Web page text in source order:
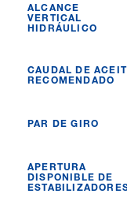
ALCANCE
VERTICAL
HIDRÁULICO
CAUDAL DE
RECOMENDADO
PAR DE GIRO
APERTURA
DISPONIBLE DE